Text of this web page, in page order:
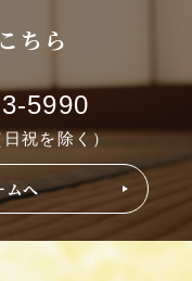
ちら
5990
祝を除く）
ムへ